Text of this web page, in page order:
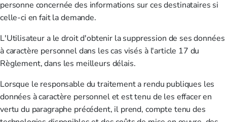
personne concernée des informations sur ces destinataires si
celle-ci en fait la demande.
L'Utilisateur a le droit d'obtenir la suppression de ses données
à caractère personnel dans les cas visés à l'article 17 du
Règlement, dans les meilleurs délais.
Lorsque le responsable du traitement a rendu publiques les
données à caractère personnel et est tenu de les effacer en
vertu du paragraphe précédent, il prend, compte tenu des